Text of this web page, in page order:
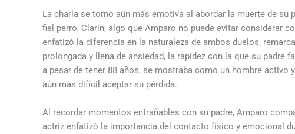
La charla se tornó aún más emotiva al abordar la muerte de su
fiel perro, Clarín, algo que Amparo no puede evitar considerar
enfatizó la diferencia en la naturaleza de ambos duelos,
prolongada y llena de ansiedad, la rapidez con la que su padre
a pesar de tener 88 años, se mostraba como un hombre
aún más difícil aceptar su pérdida.
Al recordar momentos entrañables con su padre, Amparo
actriz enfatizó la importancia del contacto físico y emocional